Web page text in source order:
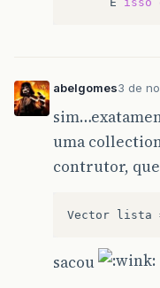
abelgomes3 de
uma
contrutor,
sacou